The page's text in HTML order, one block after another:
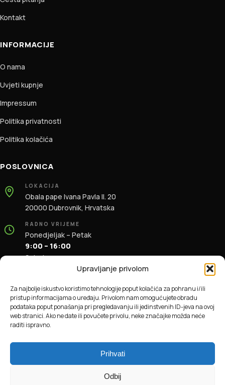
Upravljanje privolom
Za najbolje iskustvo koristimo tehnologije poput kolačića za pohranu i/ili
pristup informacijama o uređaju. Privolom nam omogućujete obradu
podataka poput ponašanja pri pregledavanju ili jedinstvenih ID-jeva na ovoj
web stranici. Ako ne date ili povučete privolu, neke značajke možda neće
raditi ispravno.
Prihvati
Odbij
Kontakt
INFORMACIJE
O nama
Uvjeti kupnje
Impressum
Politika privatnosti
Politika kolačića
POSLOVNICA
LOKACIJA
Obala pape Ivana Pavla II. 20
20000 Dubrovnik, Hrvatska
RADNO VRIJEME
Ponedjeljak – Petak
9:00 – 16:00
Subota
+385 91 196 1981
info@dbas.hr